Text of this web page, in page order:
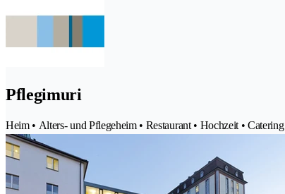
Pflegimuri
Heim • Alters- und Pflegeheim • Restaurant • Hochzeit • Catering